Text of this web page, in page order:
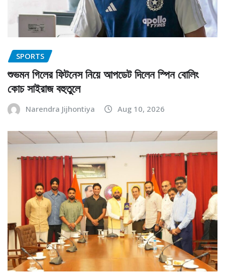
SPORTS
শুভমন গিলের ফিটনেস নিয়ে আপডেট দিলেন স্পিন বোলিং
কোচ সাইরাজ বহুতুলে
Narendra Jijhontiya Aug 10, 2026